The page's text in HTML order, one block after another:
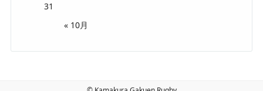
« 10月
31